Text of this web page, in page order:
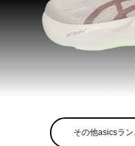
軽量かつ反発性に
その他asicsラ